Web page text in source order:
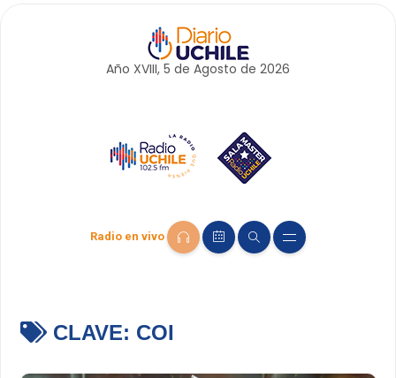
Año XVIII, 5 de Agosto de 2026
Radio en vivo
CLAVE: COI